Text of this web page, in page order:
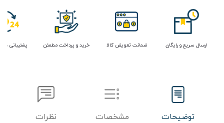
ارسال سریع و رایگان ضمانت تعویض کالا خرید و پرداخت مطمئن پشتیبانی
توضیحات مشخصات نظرات